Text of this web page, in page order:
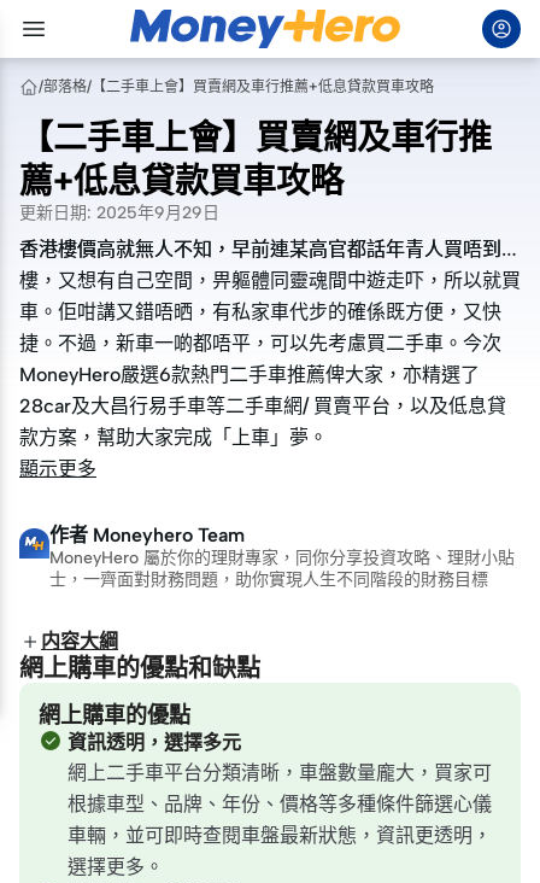
/部落格/ 【二手車上會】買賣網及車行推薦+低息貸款買車攻略
【二手車上會】買賣網及車行推
薦+低息貸款買車攻略
更新日期: 2025年9月29日
香港樓價高就無人不知，早前連某高官都話年青人買唔到
樓，又想有自己空間，畀軀體同靈魂間中遊走吓，所以就買
車。佢咁講又錯唔晒，有私家車代步的確係既方便，又快
捷。不過，新車一啲都唔平，可以先考慮買二手車。今次
MoneyHero嚴選6款熱門二手車推薦俾大家，亦精選了
28car及大昌行易手車等二手車網/ 買賣平台，以及低息貸
款方案，幫助大家完成「上車」夢。
香港樓價高就無人不知，早前連某高官都話年青人買唔到
樓，又想有自己空間，畀軀體同靈魂間中遊走吓，所以就買
車。佢咁講又錯唔晒，有私家車代步的確係既方便，又快
捷。不過，新車一啲都唔平，可以先考慮買二手車。今次
MoneyHero嚴選6款熱門二手車推薦俾大家，亦精選了
28car及大昌行易手車等二手車網/ 買賣平台，以及低息貸
款方案，幫助大家完成「上車」夢。
顯示更多
作者 Moneyhero Team
MoneyHero 屬於你的理財專家，同你分享投資攻略、理財小貼
士，一齊面對財務問題，助你實現人生不同階段的財務目標
内容大綱
網上購車的優點和缺點
網上購車的優點
資訊透明，選擇多元
網上二手車平台分類清晰，車盤數量龐大，買家可
根據車型、品牌、年份、價格等多種條件篩選心儀
車輛，並可即時查閱車盤最新狀態，資訊更透明，
選擇更多。